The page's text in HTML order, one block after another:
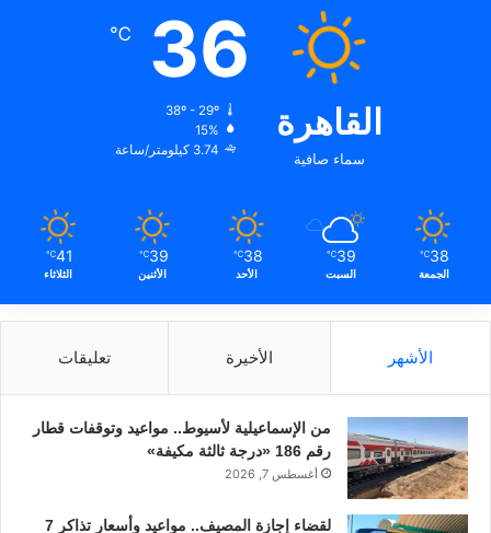
القاهرة
سماء صافية
36
℃
38º - 29º
15%
3.74 كيلومتر/ساعة
38
℃
الجمعة
39
℃
السبت
38
℃
الأحد
39
℃
الأثنين
41
℃
الثلاثاء
الأشهر الأخيرة تعليقات
من الإسماعيلية لأسيوط.. مواعيد وتوقفات قطار
رقم 186 «درجة ثالثة مكيفة»
أغسطس 7, 2026
لقضاء إجازة المصيف.. مواعيد وأسعار تذاكر 7